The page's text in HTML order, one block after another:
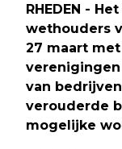
RHEDEN -
wethouders
27 maart
van
verouderde
mogelijke